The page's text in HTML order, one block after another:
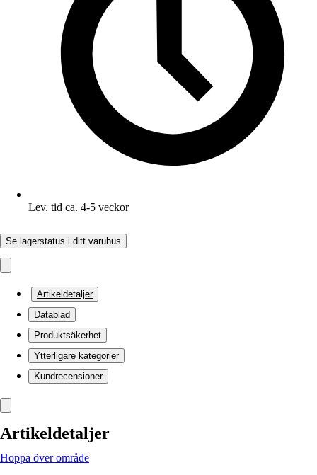
Lev. tid ca. 4-5 veckor
Se lagerstatus i ditt varuhus
Artikeldetaljer
Datablad
Produktsäkerhet
Ytterligare kategorier
Kundrecensioner
Artikeldetaljer
Hoppa över område